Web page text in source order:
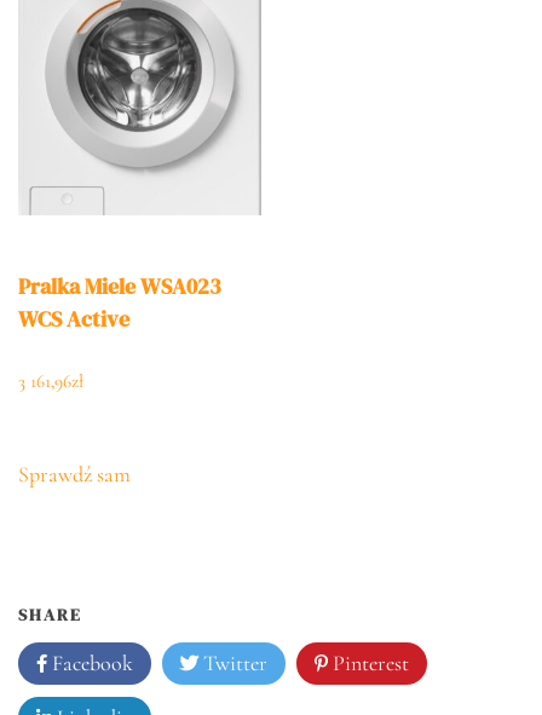
Pralka Miele WSA023
WCS Active
3 161,96zł
Sprawdź sam
SHARE
Facebook Twitter Pinterest